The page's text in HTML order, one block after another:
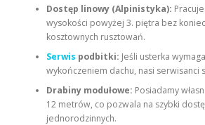
Dostęp linowy (Alpinistyka):
wysokości powyżej 3. piętra bez
kosztownych rusztowań.
Serwis podbitki: Jeśli usterka
wykończeniem dachu, nasi serwisanci
Drabiny modułowe: Posiadamy
12 metrów, co pozwala na szybki
jednorodzinnych.